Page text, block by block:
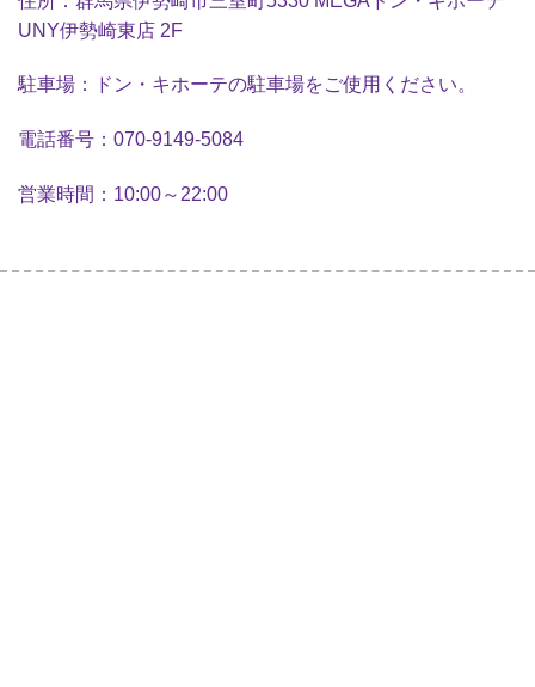
UNY伊勢崎東店 2F
駐車場：ドン・キホーテの駐車場をご使用ください。
電話番号：070-9149-5084
営業時間：10:00～22:00